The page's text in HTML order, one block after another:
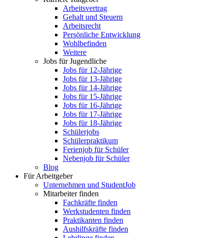
Arbeitsvertrag
Gehalt und Steuern
Arbeitsrecht
Persönliche Entwicklung
Wohlbefinden
Weitere
Jobs für Jugendliche
Jobs für 12-Jährige
Jobs für 13-Jährige
Jobs für 14-Jährige
Jobs für 15-Jährige
Jobs für 16-Jährige
Jobs für 17-Jährige
Jobs für 18-Jährige
Schülerjobs
Schülerpraktikum
Ferienjob für Schüler
Nebenjob für Schüler
Blog
Für Arbeitgeber
Unternehmen und StudentJob
Mitarbeiter finden
Fachkräfte finden
Werkstudenten finden
Praktikanten finden
Aushilfskräfte finden